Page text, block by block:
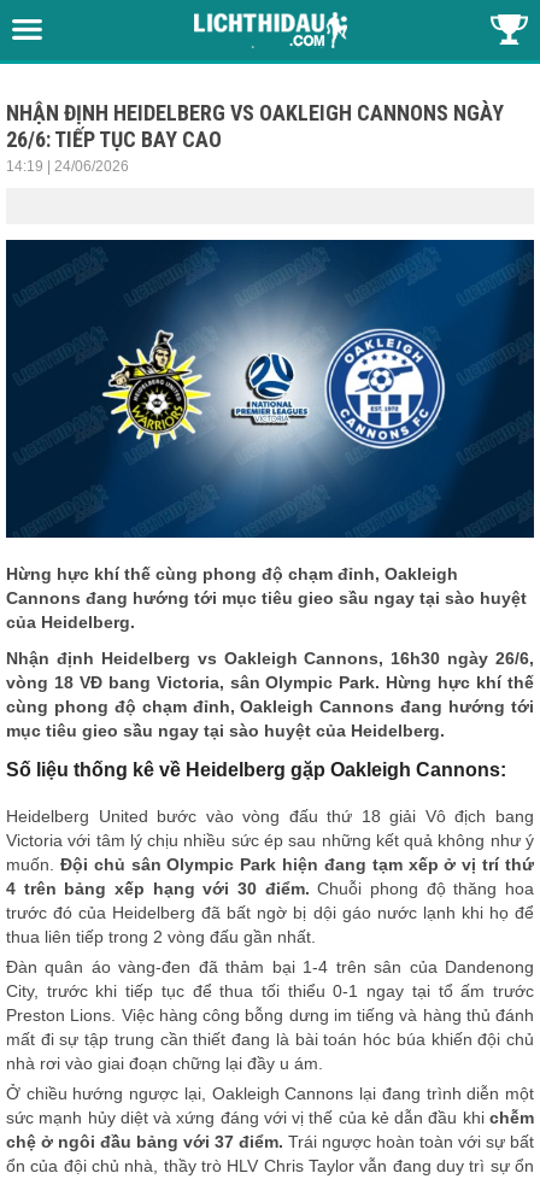
NHẬN ĐỊNH HEIDELBERG VS OAKLEIGH CANNONS NGÀY
26/6: TIẾP TỤC BAY CAO
14:19 | 24/06/2026
Hừng hực khí thế cùng phong độ chạm đỉnh, Oakleigh
Cannons đang hướng tới mục tiêu gieo sầu ngay tại sào huyệt
của Heidelberg.
Nhận định Heidelberg vs Oakleigh Cannons, 16h30 ngày 26/6,
vòng 18 VĐ bang Victoria, sân Olympic Park. Hừng hực khí thế
cùng phong độ chạm đỉnh, Oakleigh Cannons đang hướng tới
mục tiêu gieo sầu ngay tại sào huyệt của Heidelberg.
Số liệu thống kê về Heidelberg gặp Oakleigh Cannons:
Heidelberg United bước vào vòng đấu thứ 18 giải Vô địch bang
Victoria với tâm lý chịu nhiều sức ép sau những kết quả không như ý
muốn. Đội chủ sân Olympic Park hiện đang tạm xếp ở vị trí thứ
4 trên bảng xếp hạng với 30 điểm.Chuỗi phong độ thăng hoa
trước đó của Heidelberg đã bất ngờ bị dội gáo nước lạnh khi họ để
thua liên tiếp trong 2 vòng đấu gần nhất.
Đàn quân áo vàng-đen đã thảm bại 1-4 trên sân của Dandenong
City, trước khi tiếp tục để thua tối thiểu 0-1 ngay tại tổ ấm trước
Preston Lions. Việc hàng công bỗng dưng im tiếng và hàng thủ đánh
mất đi sự tập trung cần thiết đang là bài toán hóc búa khiến đội chủ
nhà rơi vào giai đoạn chững lại đầy u ám.
Ở chiều hướng ngược lại, Oakleigh Cannons lại đang trình diễn một
sức mạnh hủy diệt và xứng đáng với vị thế của kẻ dẫn đầu khi chễm
chệ ở ngôi đầu bảng với 37 điểm. Trái ngược hoàn toàn với sự bất
ổn của đội chủ nhà, thầy trò HLV Chris Taylor vẫn đang duy trì sự ổn